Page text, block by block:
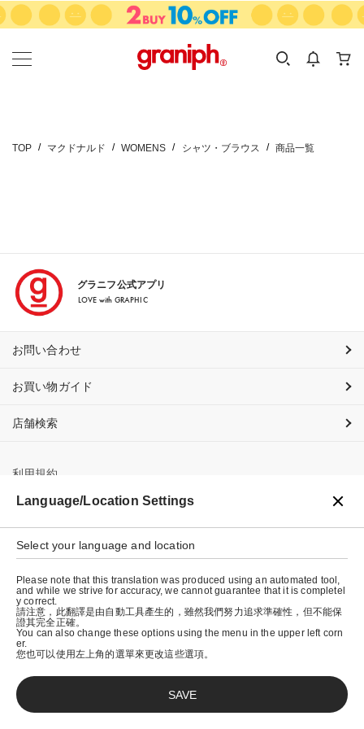
カテゴリーから探す
KIDS
カテゴリ
サイズ
TOP マクドナルド WOMENS シャツ・ブラウス 商品一覧
グラニフ公式アプリ
LOVE with GRAPHIC
お問い合わせ
お買い物ガイド
店舗検索
利用規約
プライバシーポリシー
特定商取引法に基づく表示
会社概要
© graniph inc.
Language/Location Settings
Select your language and location
Please note that this translation was produced using an automated tool,
and while we strive for accuracy, we cannot guarantee that it is completel
y correct.
請注意，此翻譯是由自動工具產生的，雖然我們努力追求準確性，但不能保
證其完全正確。
You can also change these options using the menu in the upper left corn
er.
您也可以使用左上角的選單來更改這些選項。
SAVE